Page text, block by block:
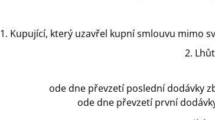
1. Kupující, který uzavřel kupní smlouvu mimo
2.
ode dne převzetí poslední dodávky
ode dne převzetí první